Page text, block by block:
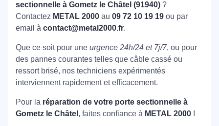
sectionnelle à Gometz le Châtel (91940) ?
Contactez METAL 2000 au 09 72 10 19 19 ou par
email à contact@metal2000.fr.
Que ce soit pour une urgence 24h/24 et 7j/7, ou pour
des pannes courantes telles que câble cassé ou
ressort brisé, nos techniciens expérimentés
interviennent rapidement et efficacement.
Pour la réparation de votre porte sectionnelle à
Gometz le Châtel , faites confiance à METAL 2000 !